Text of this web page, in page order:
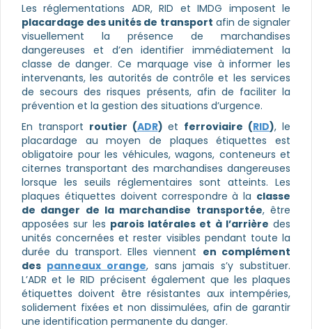
Les réglementations ADR, RID et IMDG imposent le
placardage des unités de transport afin de signaler
visuellement la présence de marchandises
dangereuses et d’en identifier immédiatement la
classe de danger. Ce marquage vise à informer les
intervenants, les autorités de contrôle et les services
de secours des risques présents, afin de faciliter la
prévention et la gestion des situations d’urgence.
En transport routier (ADR) et ferroviaire (RID), le
placardage au moyen de plaques étiquettes est
obligatoire pour les véhicules, wagons, conteneurs et
citernes transportant des marchandises dangereuses
lorsque les seuils réglementaires sont atteints. Les
plaques étiquettes doivent correspondre à la classe
de danger de la marchandise transportée, être
apposées sur les parois latérales et à l’arrière des
unités concernées et rester visibles pendant toute la
durée du transport. Elles viennent en complément
des panneaux orange, sans jamais s’y substituer.
L’ADR et le RID précisent également que les plaques
étiquettes doivent être résistantes aux intempéries,
solidement fixées et non dissimulées, afin de garantir
une identification permanente du danger.